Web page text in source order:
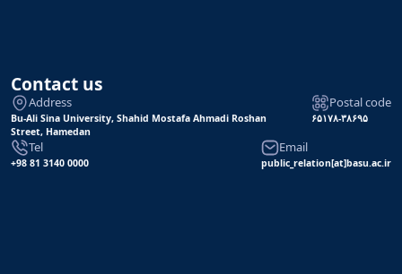
Contact us
Address
Bu-Ali Sina University, Shahid Mostafa Ahmadi Roshan
Street, Hamedan
Postal code
۶۵۱۷۸-۳۸۶۹۵
Tel
+98 81 3140 0000
Email
public_relation[at]basu.ac.ir